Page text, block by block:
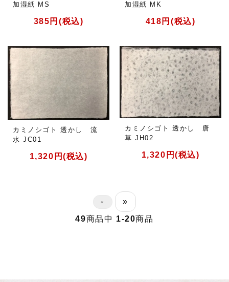
加湿紙 MS
385円(税込)
加湿紙 MK
418円(税込)
カミノシゴト 透かし 流
水 JC01
1,320円(税込)
カミノシゴト 透かし 唐
草 JH02
1,320円(税込)
«
»
49商品中 1-20商品